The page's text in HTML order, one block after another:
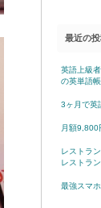
最近の
英語上級
の英単語帳
3ヶ月で英
月額9,800
レストラ
レストラ
最強スマ